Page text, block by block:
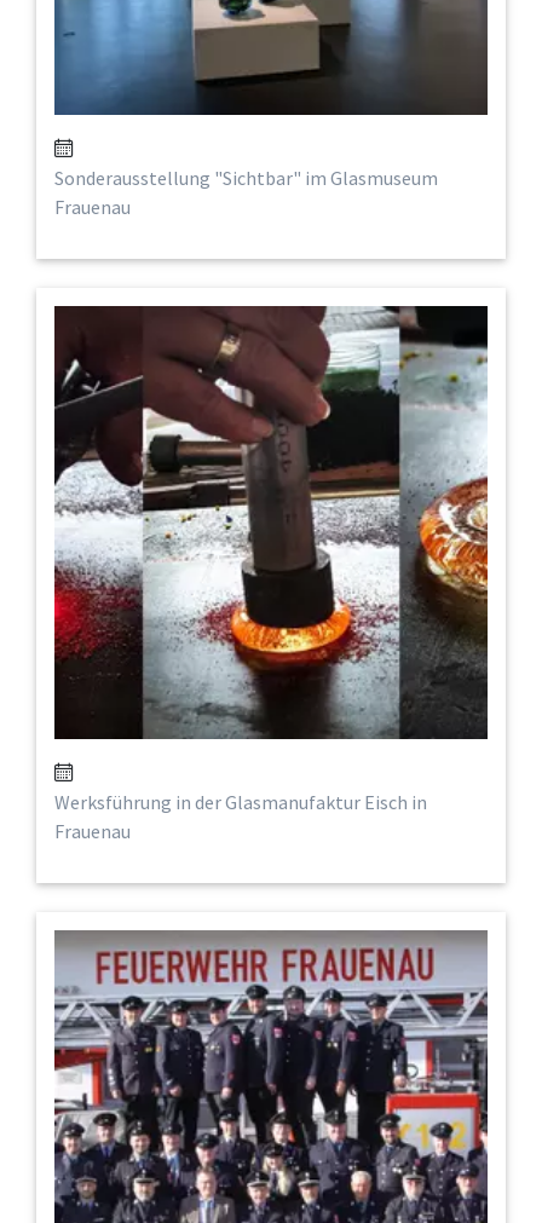
Sonderausstellung "Sichtbar" im Glasmuseum
Frauenau
Werksführung in der Glasmanufaktur Eisch in
Frauenau